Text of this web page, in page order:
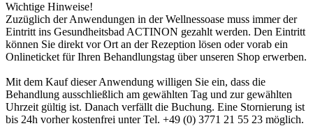
Wichtige Hinweise!
Zuzüglich der Anwendungen in der Wellnessoase muss immer der
Eintritt ins Gesundheitsbad ACTINON gezahlt werden. Den Eintritt
können Sie direkt vor Ort an der Rezeption lösen oder vorab ein
Onlineticket für Ihren Behandlungstag über unseren Shop erwerben.
Mit dem Kauf dieser Anwendung willigen Sie ein, dass die
Behandlung ausschließlich am gewählten Tag und zur gewählten
Uhrzeit gültig ist. Danach verfällt die Buchung. Eine Stornierung ist
bis 24h vorher kostenfrei unter Tel. +49 (0) 3771 21 55 23 möglich.